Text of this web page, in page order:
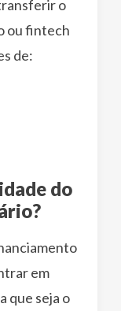
o
ou fintech
de:
do
em
que seja o